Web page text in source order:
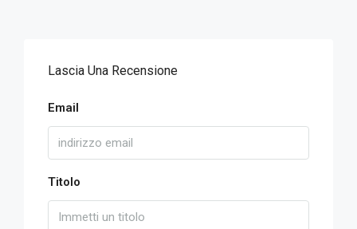
Lascia Una Recensione
Email
Titolo